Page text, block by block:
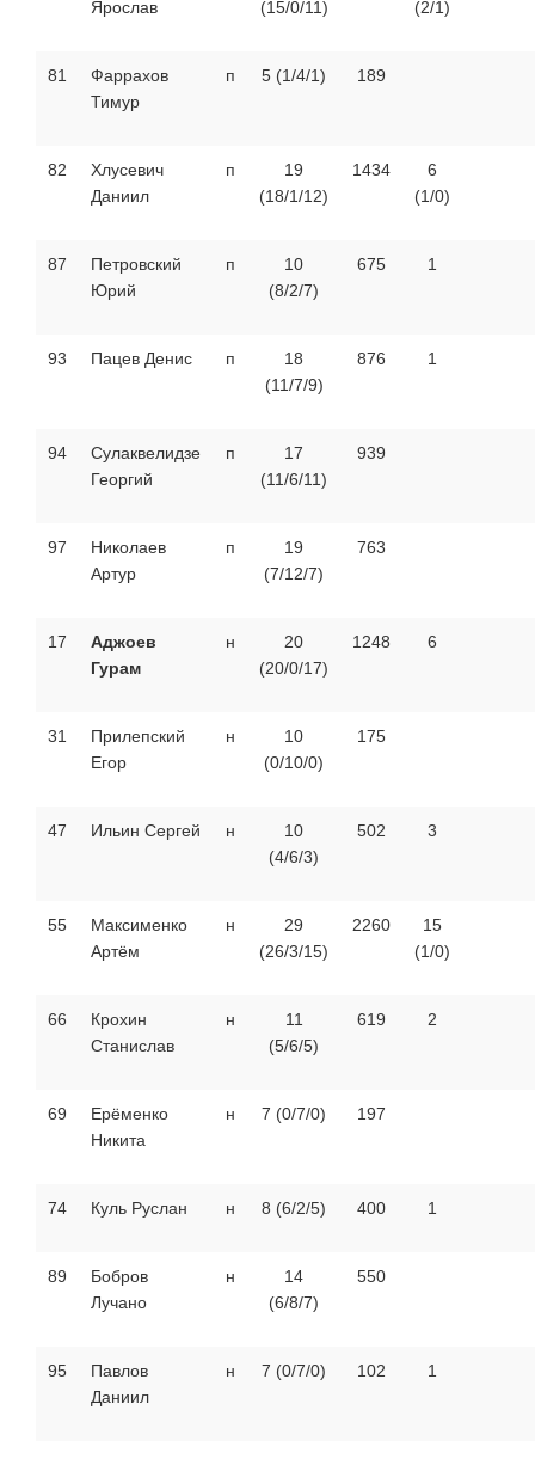
Ярослав (15/0/11) (2/1)
81
Фаррахов
Тимур
п 5 (1/4/1) 189
82
Хлусевич
Даниил
п
19
(18/1/12)
1434
6
(1/0)
87
Петровский
Юрий
п
10
(8/2/7)
675 1
93 Пацев Денис п
18
(11/7/9)
876 1
94
Сулаквелидзе
Георгий
п
17
(11/6/11)
939
97
Николаев
Артур
п
19
(7/12/7)
763
17
Аджоев
Гурам
н
20
(20/0/17)
1248 6
31
Прилепский
Егор
н
10
(0/10/0)
175
47 Ильин Сергей н
10
(4/6/3)
502 3
55
Максименко
Артём
н
29
(26/3/15)
2260
15
(1/0)
66
Крохин
Станислав
н
11
(5/6/5)
619 2
69
Ерёменко
Никита
н 7 (0/7/0) 197
74 Куль Руслан н 8 (6/2/5) 400 1
89
Бобров
Лучано
н
14
(6/8/7)
550
95
Павлов
Даниил
н 7 (0/7/0) 102 1